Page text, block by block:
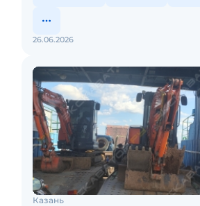
26.06.2026
Казань